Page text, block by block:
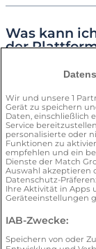
Was kann
der
Wie kann
Cookies
Wir und unsere 1
Gerät zu speichern
Daten, einschließlich
Service
personalisierte oder
Funktionen zu
empfehlen und ein
Dienste der Match
Auswahl akzeptieren
Datenschutz-
Ihre Aktivität in Apps
Geräteeinstellungen
IAB-Zwecke:
Speichern von oder